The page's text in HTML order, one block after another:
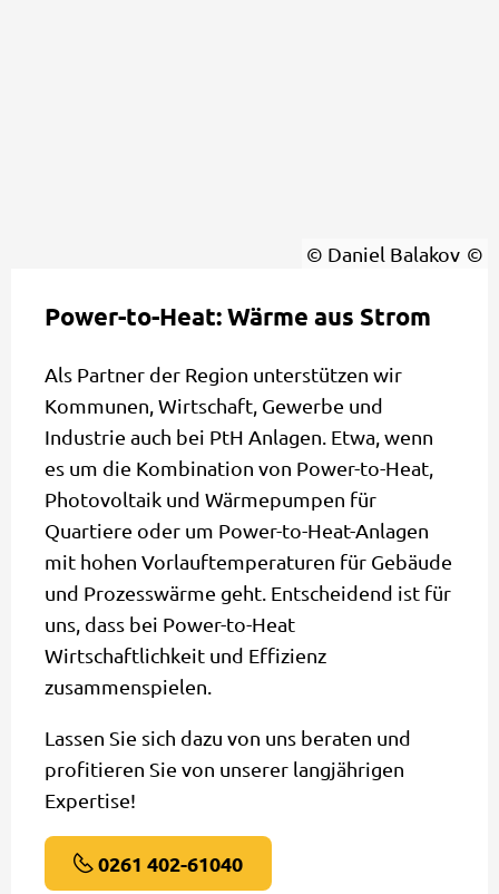
Power-to-Heat: Wärme aus Strom
Als Partner der Region unterstützen wir
Kommunen, Wirtschaft, Gewerbe und
Industrie auch bei PtH Anlagen. Etwa, wenn
es um die Kombination von Power-to-Heat,
Photovoltaik und Wärmepumpen für
Quartiere oder um Power-to-Heat-Anlagen
mit hohen Vorlauftemperaturen für Gebäude
und Prozesswärme geht. Entscheidend ist für
uns, dass bei Power-to-Heat
Wirtschaftlichkeit und Effizienz
zusammenspielen.
Lassen Sie sich dazu von uns beraten und
profitieren Sie von unserer langjährigen
Expertise!
0261 402-61040
© Daniel Balakov